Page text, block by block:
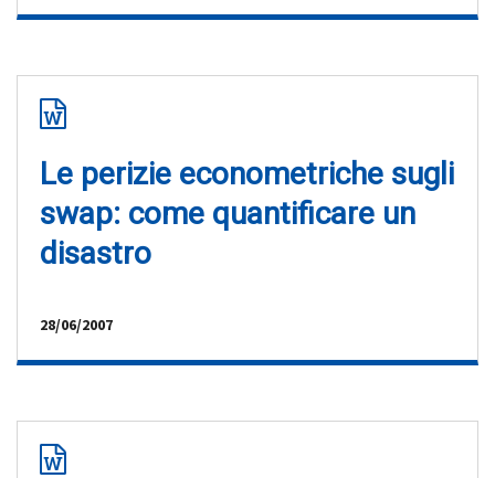
Le perizie econometriche sugli
swap: come quantificare un
disastro
28/06/2007